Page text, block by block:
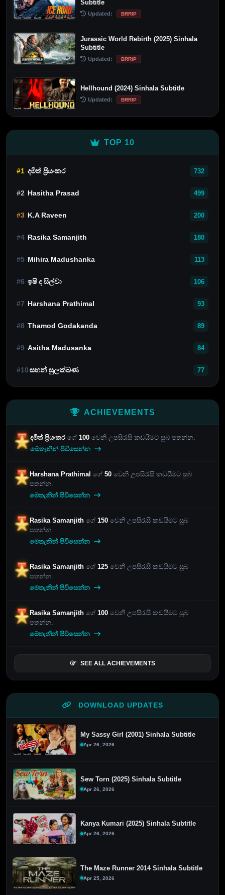
Subtitle
Updated: BRRIP
Jurassic World Rebirth (2025) Sinhala
Subtitle
Updated: BRRIP
Hellhound (2024) Sinhala Subtitle
Updated: BRRIP
TOP 10
#1 දමිත් ප්‍රියංකර 732
#2 Hasitha Prasad 499
#3 K.A Raveen 200
#4 Rasika Samanjith 180
#5 Mihira Madushanka 113
#6 ඉෂි ද සිල්වා 106
#7 Harshana Prathimal 93
#8 Thamod Godakanda 89
#9 Asitha Madusanka 84
#10සහන් සුලක්ඛණ 77
ACHIEVEMENTS
දමිත් ප්‍රියංකර ගේ 100 වෙනි උපසිරැසි කඩයීමට සුබ පතන්න.
මෙතැනින් පිවිසෙන්න
Harshana Prathimal ගේ 50වෙනි උපසිරැසි කඩයීමට සුබ
පතන්න.
මෙතැනින් පිවිසෙන්න
Rasika Samanjithගේ150 වෙනි උපසිරැසි කඩයීමට සුබ
පතන්න.
මෙතැනින් පිවිසෙන්න
Rasika Samanjithගේ125 වෙනි උපසිරැසි කඩයීමට සුබ
පතන්න.
මෙතැනින් පිවිසෙන්න
Rasika Samanjithගේ100 වෙනි උපසිරැසි කඩයීමට සුබ
පතන්න.
මෙතැනින් පිවිසෙන්න
SEE ALL ACHIEVEMENTS
DOWNLOAD UPDATES
My Sassy Girl (2001) Sinhala Subtitle
Apr 26, 2026
Sew Torn (2025) Sinhala Subtitle
Apr 26, 2026
Kanya Kumari (2025) Sinhala Subtitle
Apr 26, 2026
The Maze Runner 2014 Sinhala Subtitle
Apr 25, 2026